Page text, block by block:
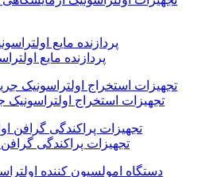
پردازنده مایع
تجهیزات استخراج اولتراسونیک
تجهیزات پراکندگی گرافن